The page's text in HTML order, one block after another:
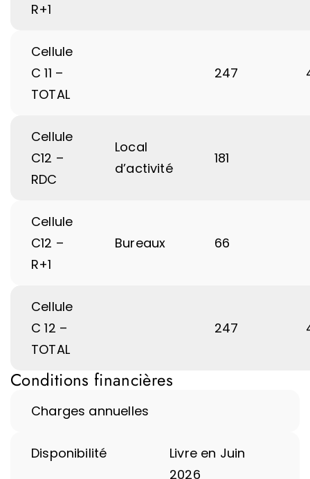
R+1
Cellule
C 11 –
TOTAL
247
Cellule
C12 –
RDC
Local
d’activité
181
Cellule
C12 –
R+1
Bureaux 66
Cellule
C 12 –
TOTAL
247
Conditions financières
Charges annuelles
Disponibilité
Livre en Juin
2026